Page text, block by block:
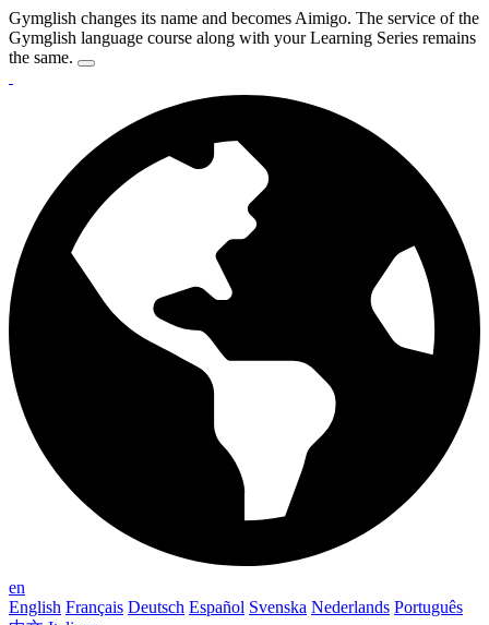
Gymglish changes its name and becomes Aimigo. The service of the
Gymglish language course along with your Learning Series remains
the same.
en
English Français Deutsch Español Svenska Nederlands Português